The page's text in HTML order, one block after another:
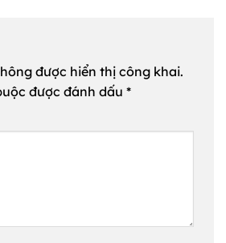
được hiển thị công khai.
được đánh dấu *